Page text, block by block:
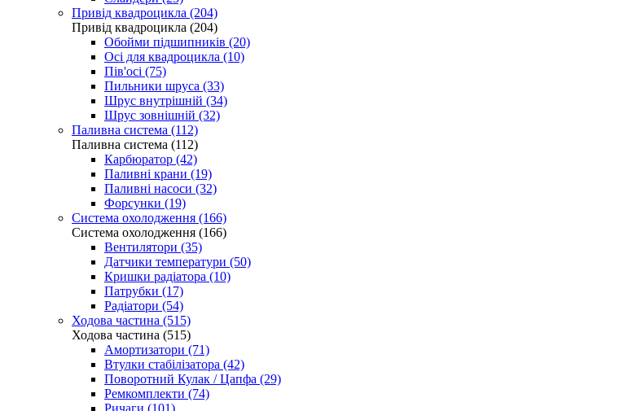
Привід квадроцикла (204)
Привід квадроцикла (204)
Обойми підшипників (20)
Осі для квадроцикла (10)
Пів'осі (75)
Пильники шруса (33)
Шрус внутрішній (34)
Шрус зовнішній (32)
Паливна система (112)
Паливна система (112)
Карбюратор (42)
Паливні крани (19)
Паливні насоси (32)
Форсунки (19)
Система охолодження (166)
Система охолодження (166)
Вентилятори (35)
Датчики температури (50)
Кришки радіатора (10)
Патрубки (17)
Радіатори (54)
Ходова частина (515)
Ходова частина (515)
Амортизатори (71)
Втулки стабілізатора (42)
Поворотний Кулак / Цапфа (29)
Ремкомплекти (74)
Ричаги (101)